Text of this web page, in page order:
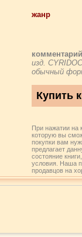
жанр
изд.
обычный
При нажатии на
которую вы
покупки вам
предлагает
состояние
условия. Наша
продавцов на